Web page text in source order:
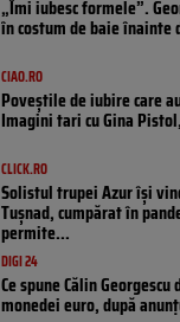
„Îmi iubesc formele”.
în costum de baie înainte
CIAO.RO
Poveştile de iubire care
Imagini tari cu Gina
CLICK.RO
Solistul trupei Azur își
Tușnad, cumpărat în
permite...
DIGI 24
Ce spune Călin
monedei euro, după